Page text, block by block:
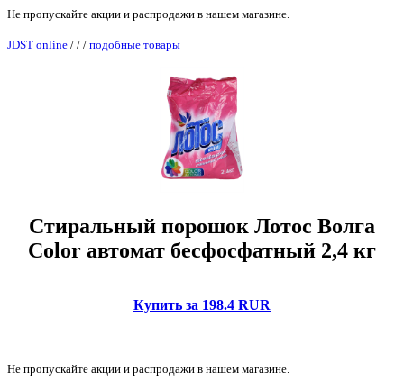
Не пропускайте акции и распродажи в нашем магазине.
JDST online / / / подобные товары
Стиральный порошок Лотос Волга
Color автомат бесфосфатный 2,4 кг
Купить за 198.4 RUR
Не пропускайте акции и распродажи в нашем магазине.